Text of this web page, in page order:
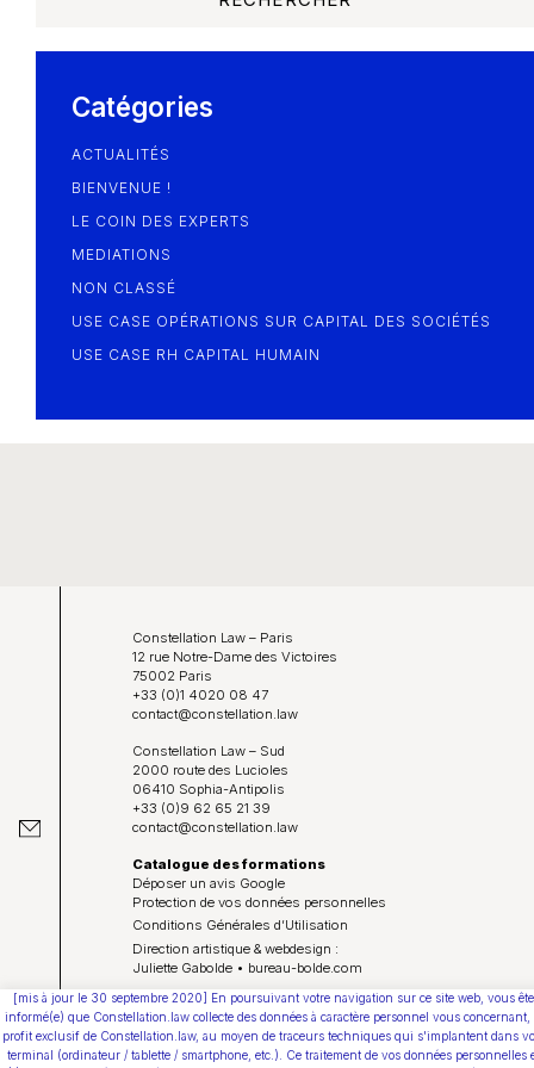
Blog
Catégories
ACTUALITÉS
BIENVENUE !
LE COIN DES EXPERTS
MEDIATIONS
NON CLASSÉ
USE CASE OPÉRATIONS SUR CAPITAL DES SOCIÉTÉS
USE CASE RH CAPITAL HUMAIN
Constellation Law – Paris
12 rue Notre-Dame des Victoires
75002 Paris
+33 (0)1 4020 08 47
contact@constellation.law
Constellation Law – Sud
2000 route des Lucioles
06410 Sophia-Antipolis
+33 (0)9 62 65 21 39
contact@constellation.law
Catalogue des formations
Déposer un avis Google
Protection de vos données personnelles
Conditions Générales d’Utilisation
Direction artistique & webdesign :
Juliette Gabolde • bureau-bolde.com
Youtube
[mis à jour le 30 septembre 2020] En poursuivant votre navigation sur ce site web, vous
informé(e) que Constellation.law collecte des données à caractère personnel vous concernant,
profit exclusif de Constellation.law, au moyen de traceurs techniques qui s'implantent dans
terminal (ordinateur / tablette / smartphone, etc.). Ce traitement de vos données personnelles